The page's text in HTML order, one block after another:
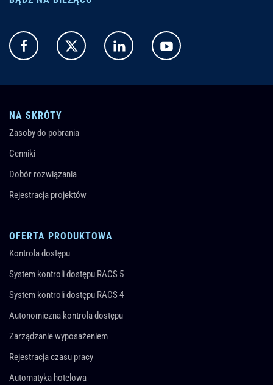
NA SKRÓTY
Zasoby do pobrania
Cenniki
Dobór rozwiązania
Rejestracja projektów
OFERTA PRODUKTOWA
Kontrola dostępu
System kontroli dostępu RACS 5
System kontroli dostępu RACS 4
Autonomiczna kontrola dostępu
Zarządzanie wyposażeniem
Rejestracja czasu pracy
Automatyka hotelowa